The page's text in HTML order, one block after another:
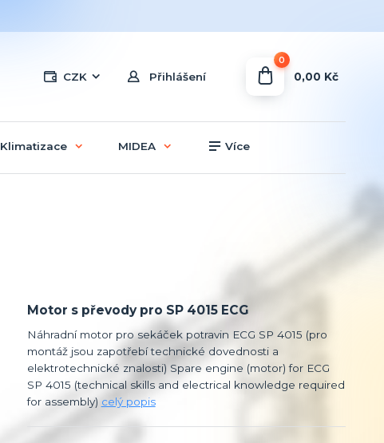
CZK Přihlášení
0
0,00 Kč
Klimatizace MIDEA Více
Motor s převody pro SP 4015 ECG
Náhradní motor pro sekáček potravin ECG SP 4015 (pro
montáž jsou zapotřebí technické dovednosti a
elektrotechnické znalosti) Spare engine (motor) for ECG
SP 4015 (technical skills and electrical knowledge required
for assembly) celý popis